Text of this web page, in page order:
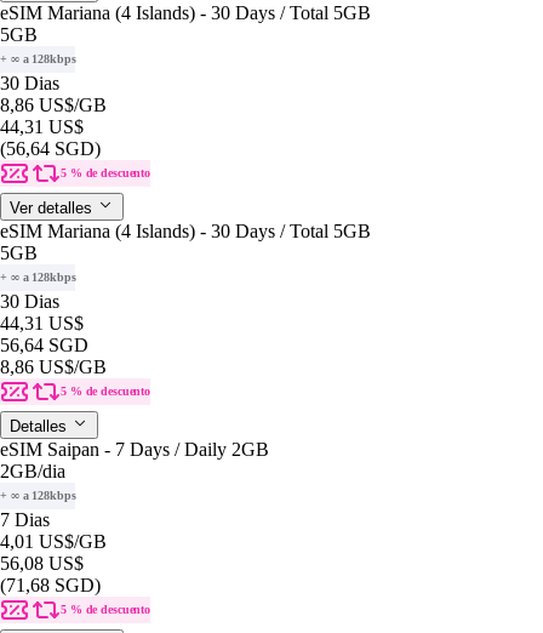
eSIM Mariana (4 Islands) - 30 Days / Total 5GB
5GB
+ ∞ a 128kbps
30 Dias
8,86 US$/GB
44,31 US$
(56,64 SGD)
5 % de descuento
Ver detalles
eSIM Mariana (4 Islands) - 30 Days / Total 5GB
5GB
+ ∞ a 128kbps
30 Dias
44,31 US$
56,64 SGD
8,86 US$/GB
5 % de descuento
Detalles
eSIM Saipan - 7 Days / Daily 2GB
2GB/dia
+ ∞ a 128kbps
7 Dias
4,01 US$/GB
56,08 US$
(71,68 SGD)
5 % de descuento